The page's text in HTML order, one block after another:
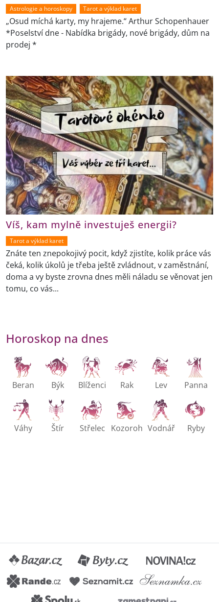
Astrologie a horoskopy Tarot a výklad karet
„Osud míchá karty, my hrajeme.“ Arthur Schopenhauer
*Poselství dne - Nabídka brigády, nové brigády, dům na
prodej *
Víš, kam mylně investuješ energii?
Tarot a výklad karet
Znáte ten znepokojivý pocit, když zjistíte, kolik práce vás
čeká, kolik úkolů je třeba ještě zvládnout, v zaměstnání,
doma a vy byste zrovna dnes měli náladu se věnovat jen
tomu, co vás...
Horoskop na dnes
Beran Býk Blíženci Rak Lev Panna
Váhy Štír Střelec Kozoroh Vodnář Ryby